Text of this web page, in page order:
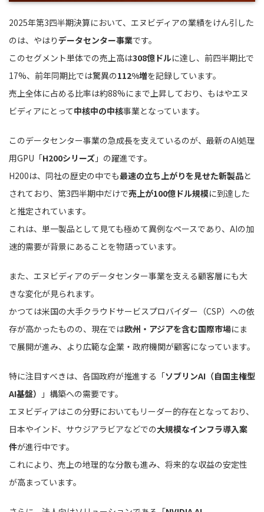
2025年第3四半期決算において、エヌビディアの業績をけん引した
のは、やはりデータセンター事業です。
このセグメント単体での売上高は308億ドルに達し、前四半期比で
17%、前年同期比では驚異の112%増を記録しています。
売上全体に占める比率は約88%にまで上昇しており、もはやエヌ
ビディアにとって中核中の中核事業となっています。
このデータセンター事業の急成長を支えているのが、最新のAI処理
用GPU「H200シリーズ 」の躍進です。
H200は、同社の歴史の中でも最速の立ち上がりを見せた新製品と
されており、第3四半期中だけで売上が100億ドル規模に到達した
と推定されています。
これは、単一製品として見ても極めて異例なペースであり、AIの加
速的需要が背景にあることを物語っています。
また、エヌビディアのデータセンター事業を支える顧客層にも大
きな変化が見られます。
かつては米国の大手クラウドサービスプロバイダー（CSP）への依
存が高かったものの、現在では欧州・アジアを含む国際市場にま
で展開が進み、より広範な企業・政府機関が顧客になっています。
特に注目すべきは、各国政府が推進する「ソブリンAI（自国主権型
AI基盤）
」構築への需要です。
エヌビディアはこの分野においてもリーダー的存在となっており、
日本やインド、サウジアラビアなどでの大規模なインフラ導入案
件が進行中です。
これにより、売上の地理的な分散も進み、将来的な収益の安定性
が高まっています。